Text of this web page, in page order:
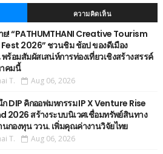
ความคิดเห็น
ย! “PATHUMTHANI Creative Tourism
2026” ชวนชิม ช้อป ของดีเมือง
ร้อมสัมผัสเสน่ห์การท่องเที่ยวเชิงสร้างสรรค์
คมนี้
T. Aug 06, 2026
ก DIP คิกออฟมหกรรม IP X Venture Rise
2026 สร้างระบบนิเวศเชื่อมทรัพย์สินทาง
กองทุน ววน. เพิ่มคุณค่างานวิจัยไทย
T. Aug 06, 2026